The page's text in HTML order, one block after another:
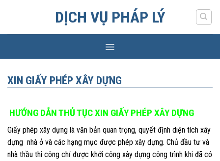
DỊCH VỤ PHÁP LÝ
XIN GIẤY PHÉP XÂY DỰNG
HƯỚNG DẪN THỦ TỤC XIN GIẤY PHÉP XÂY DỰNG
Giấy phép xây dựng là văn bản quan trọng, quyết định diện tích xây
dựng nhà ở và các hạng mục được phép xây dựng. Chủ đầu tư và
nhà thầu thi công chỉ được khởi công xây dựng công trình khi đã có